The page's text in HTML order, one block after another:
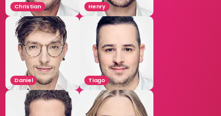
Christian Henry
Daniel Tiago